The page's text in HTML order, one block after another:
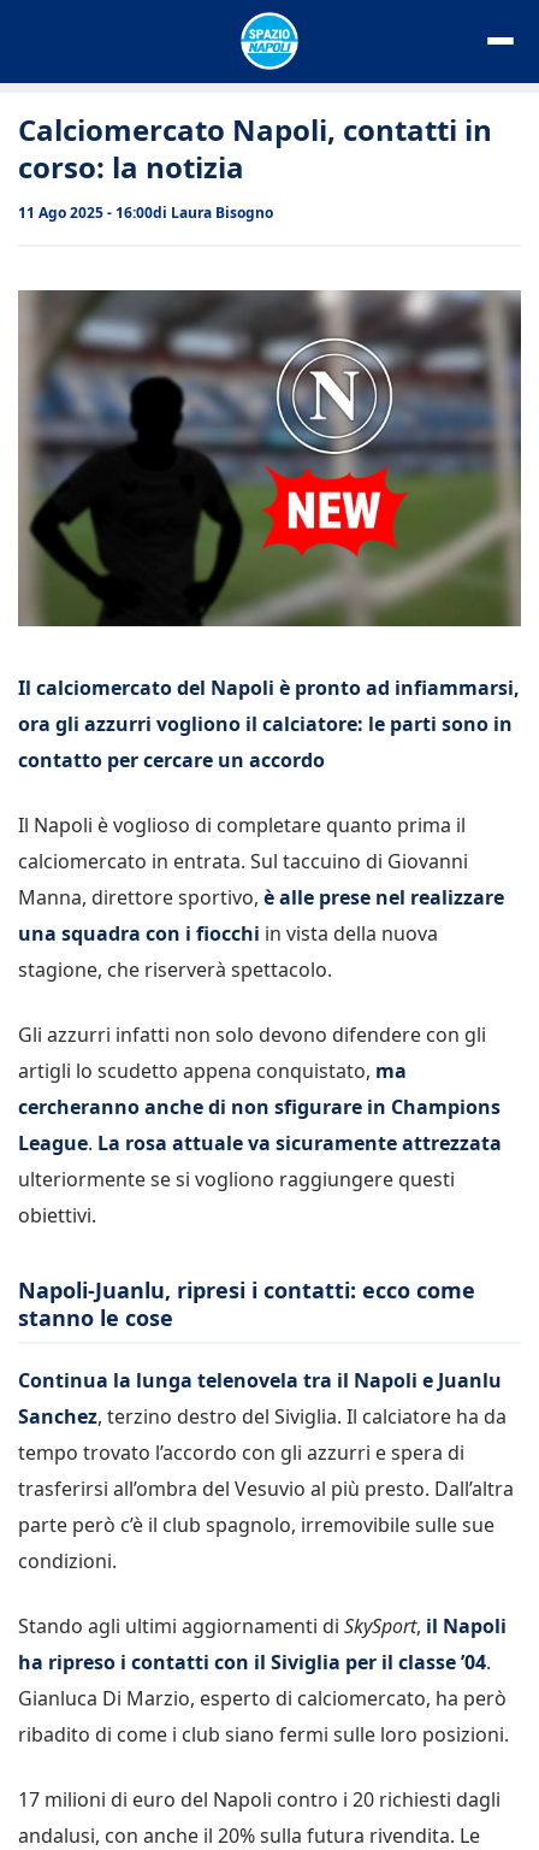
Calciomercato Napoli, contatti in
corso: la notizia
11 Ago 2025 - 16:00di Laura Bisogno
Il calciomercato del Napoli è pronto ad infiammarsi,
ora gli azzurri vogliono il calciatore: le parti sono in
contatto per cercare un accordo
Il Napoli è voglioso di completare quanto prima il
calciomercato in entrata. Sul taccuino di Giovanni
Manna, direttore sportivo, è alle prese nel realizzare
una squadra con i fiocchi in vista della nuova
stagione, che riserverà spettacolo.
Gli azzurri infatti non solo devono difendere con gli
artigli lo scudetto appena conquistato, ma
cercheranno anche di non sfigurare in Champions
League. La rosa attuale va sicuramente attrezzata
ulteriormente se si vogliono raggiungere questi
obiettivi.
Napoli-Juanlu, ripresi i contatti: ecco come
stanno le cose
Continua la lunga telenovela tra il Napoli e Juanlu
Sanchez, terzino destro del Siviglia. Il calciatore ha da
tempo trovato l’accordo con gli azzurri e spera di
trasferirsi all’ombra del Vesuvio al più presto. Dall’altra
parte però c’è il club spagnolo, irremovibile sulle sue
condizioni.
Stando agli ultimi aggiornamenti di SkySport, il Napoli
ha ripreso i contatti con il Siviglia per il classe ’04.
Gianluca Di Marzio, esperto di calciomercato, ha però
ribadito di come i club siano fermi sulle loro posizioni.
17 milioni di euro del Napoli contro i 20 richiesti dagli
andalusi, con anche il 20% sulla futura rivendita. Le